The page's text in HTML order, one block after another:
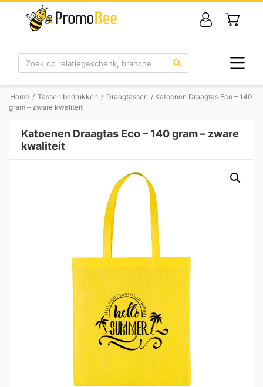
Zoek
Home / Tassen bedrukken / Draagtassen / Katoenen Draagtas Eco – 140
gram – zware kwaliteit
Katoenen Draagtas Eco – 140 gram – zware
kwaliteit